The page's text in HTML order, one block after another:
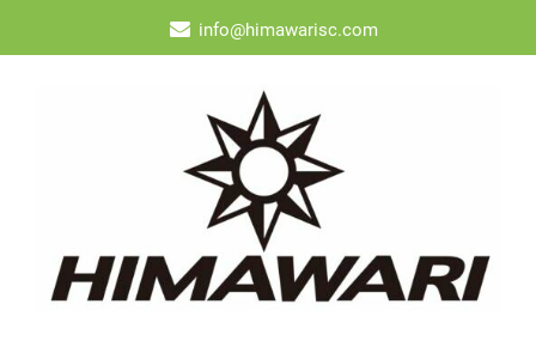
content
info@himawarisc.com